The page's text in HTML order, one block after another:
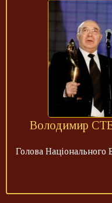
Володимир
Голова Національного